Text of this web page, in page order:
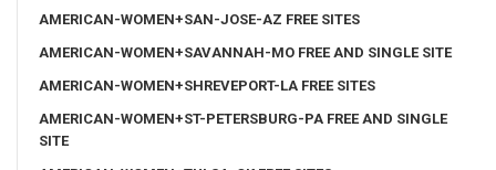
AMERICAN-WOMEN+SAN-JOSE-AZ FREE SITES
AMERICAN-WOMEN+SAVANNAH-MO FREE AND SINGLE SITE
AMERICAN-WOMEN+SHREVEPORT-LA FREE SITES
AMERICAN-WOMEN+ST-PETERSBURG-PA FREE AND SINGLE
SITE